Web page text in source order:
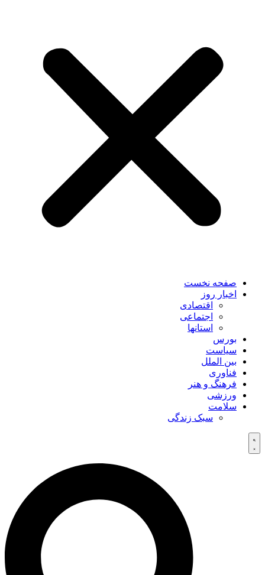
صفحه نخست
اخبار روز
اقتصادی
اجتماعی
استانها
بورس
سیاست
بین الملل
فناوری
فرهنگ و هنر
ورزشی
سلامت
سبک زندگی